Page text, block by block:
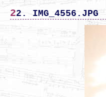
22. IMG_4556.JPG